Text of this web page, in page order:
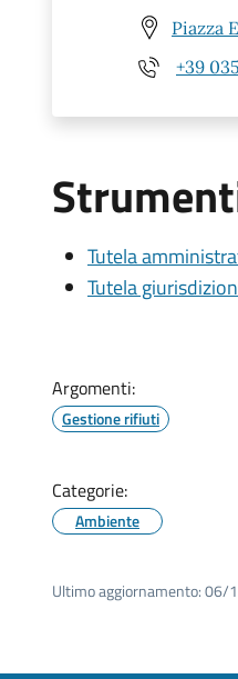
Piazza
+39
Tutela
Tutela
Argomenti:
Gestione rifiuti
Categorie:
Ambiente
Ultimo aggiornamento:06/